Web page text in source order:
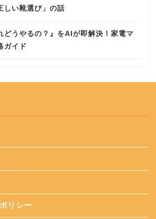
しい靴選び」の話
どうやるの？』をAIが即解決！家電マ
ガイド
リシー